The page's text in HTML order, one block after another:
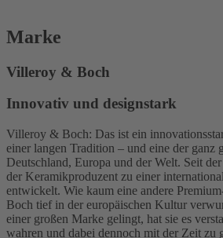
Marke
Villeroy & Boch
Innovativ und designstark
Villeroy & Boch: Das ist ein
einer langen Tradition – und eine der ganz
Deutschland, Europa und der Welt. Seit
der Keramikproduzent zu einer
entwickelt. Wie kaum eine andere
Boch tief in der europäischen Kultur
einer großen Marke gelingt, hat sie es
wahren und dabei dennoch mit der Zeit zu